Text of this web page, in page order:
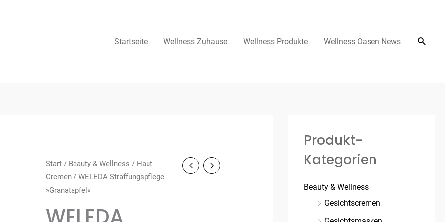
Startseite Wellness Zuhause Wellness Produkte Wellness Oasen News
Start/ Beauty & Wellness / Haut
Cremen/ WELEDA Straffungspflege
»Granatapfel«
Produkt-
Kategorien
Beauty & Wellness
Gesichtscremen